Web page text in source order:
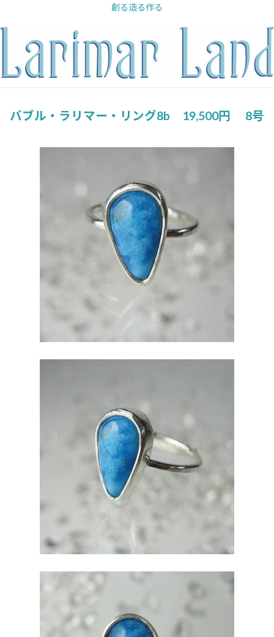
を
プ
創る造る作る
バブル・ラリマー・リング8b 19,500円 8号